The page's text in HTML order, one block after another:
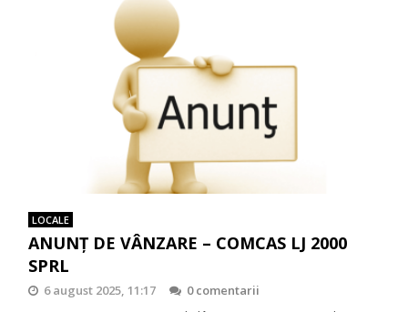
LOCALE
ANUNȚ DE VÂNZARE – COMCAS LJ 2000
SPRL
6 august 2025, 11:17
0 comentarii